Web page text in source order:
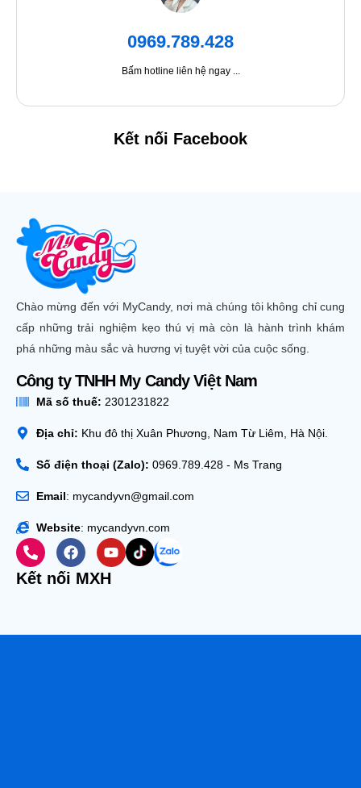
0969.789.428
Bấm hotline liên hệ ngay ...
Kết nối Facebook
Chào mừng đến với MyCandy, nơi mà chúng tôi không chỉ cung
cấp những trải nghiệm kẹo thú vị mà còn là hành trình khám
phá những màu sắc và hương vị tuyệt vời của cuộc sống.
Công ty TNHH My Candy Việt Nam
Mã số thuế: 2301231822
Địa chỉ: Khu đô thị Xuân Phương, Nam Từ Liêm, Hà Nội.
Số điện thoại (Zalo): 0969.789.428 - Ms Trang
Email: mycandyvn@gmail.com
Website: mycandyvn.com
Kết nối MXH